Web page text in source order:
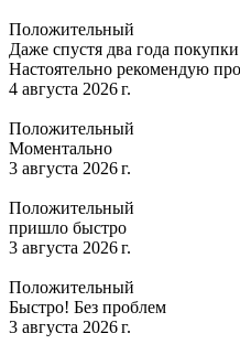
Положительный
Даже спустя два года
Настоятельно рекомендую
4 августа 2026 г.
Положительный
Моментально
3 августа 2026 г.
Положительный
пришло быстро
3 августа 2026 г.
Положительный
Быстро! Без проблем
3 августа 2026 г.